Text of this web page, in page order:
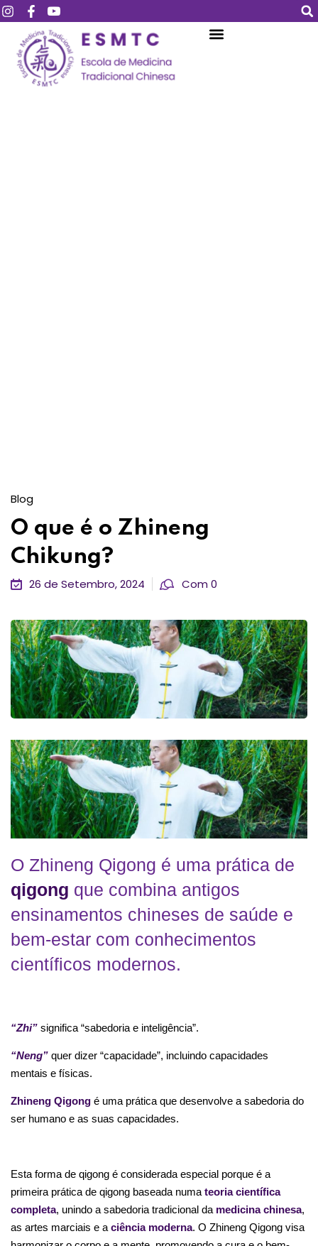
Blog
O que é o Zhineng
Chikung?
26 de Setembro, 2024 Com 0
O Zhineng Qigong é uma prática de
qigong que combina antigos
ensinamentos chineses de saúde e
bem-estar com conhecimentos
científicos modernos.
“Zhi” significa “sabedoria e inteligência”.
“Neng” quer dizer “capacidade”, incluindo capacidades
mentais e físicas.
Zhineng Qigong é uma prática que desenvolve a sabedoria do
ser humano e as suas capacidades.
Esta forma de qigong é considerada especial porque é a
primeira prática de qigong baseada numa teoria científica
completa, unindo a sabedoria tradicional da medicina chinesa,
as artes marciais e a ciência moderna. O Zhineng Qigong visa
Login Assinar
Login